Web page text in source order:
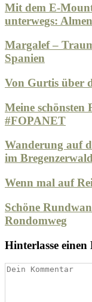
Mit dem E-
unterwegs:
Margalef –
Spanien
Von Gurtis über
Meine schönsten
#FOPANET
Wanderung auf
im
Wenn mal auf
Schöne
Rondomweg
Hinterlasse